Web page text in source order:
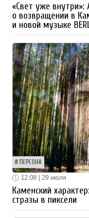
«Свет уже внутри»:
о возвращении в
и новой музыке
ПЕРСОНА
12:08 | 29 июля
Каменский
стразы в пиксели